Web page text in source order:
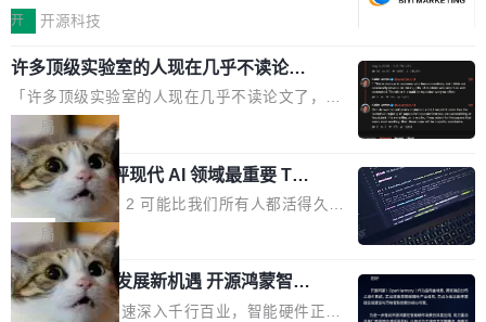
页面的文本，然后把文本丢给大模型，再返回一
段回答。仅此而已。 这当然有用，但总觉得差点
意思。比如我在一个后台管理系统里，需要填50
个表单字段，每个字段还有联动逻辑；比如我
想...
与80PLUS钛金能效；支持ATX 3.1与PCIe 5.1
规范，结合服务器级元件、完善供电线材与内置
实时LCD监控屏，可充分满足当下高阶PC主机
的严苛使用需求。 澎湃功率，紧凑机身 钛金雕1
600PG5 AI TOP具备强悍输出功率，同时实现
机身尺寸大幅精简。整机长度仅16厘米，属于同
功率段机身尺寸十分紧凑的1600W电源产品。小
巧机身有效提升市面主流标准A...
的价值重构。全球全案品牌代理机构市场从2025
复合增长率达5.44%,预计2032年将突破120亿美
元。数字广告与公共关系相关服务市场更是从20
25年的8463亿美元扩张至2026年的8763亿美
元。数字的背后是一个清晰的事实——品牌对专
业化营销服务的需求从未如此迫切。 但市场扩容
的同时,服务商的竞争逻辑正在改变。2026年Top
Agency年度合辑的观察指出,“产品”这个离消费
者最近的载体,在整个品牌营销层面的权重显著变
高了。全域营销服务商的竞争正在从规模转向深
度,案例厚度、全域覆盖、多线协同...
开 开源科技
许多顶级实验室的人现在几乎不读论文
了
「许多顶级实验室的人现在几乎不读论文了，而
且他们认为 ICLR/ICML/NeurIPS 充斥着大量过
度宣传和欺诈。」 OpenAI 研究员 Keller Jorda
n 这条推文引发了广泛讨论。他不是在说风凉
话，他是说出了一个圈内人尽皆知但很少公开捅
破的事实。 Jordan 随后补充了一句软化声明：
「我不认为这些会议上大部分论文都在过度宣传
或造假。问题是，作为读者，如果你筛选出那些
看起来最令人兴奋的论文，那它们大部分都是过
局
xAI 前工程师评现代 AI 领域最重要 Top
3 开源项目
Flash Attention 2 可能比我们所有人都活得久。
这句话不是来自某个技术博客，而是出自 Hieu
Pham 的一条推文。Hieu Pham 是谁？他是 xAI
的早期工程师之一，在 Grok 训练基础设施团队
工作过。近日他在 X 上发了一条帖子，列出了他
局
共商智能硬件发展新机遇 开源鸿蒙智能
硬件开发者日杭州站即将举行
随着万物智联加速深入千行百业，智能硬件正从